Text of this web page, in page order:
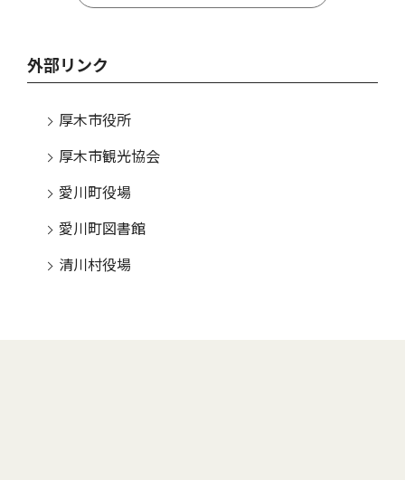
外部リンク
厚木市役所
厚木市観光協会
愛川町役場
愛川町図書館
清川村役場